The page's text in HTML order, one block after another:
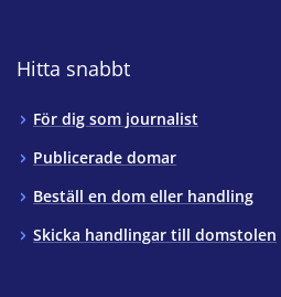
Hitta snabbt
För dig som journalist
Publicerade domar
Beställ en dom eller handling
Skicka handlingar till domstolen